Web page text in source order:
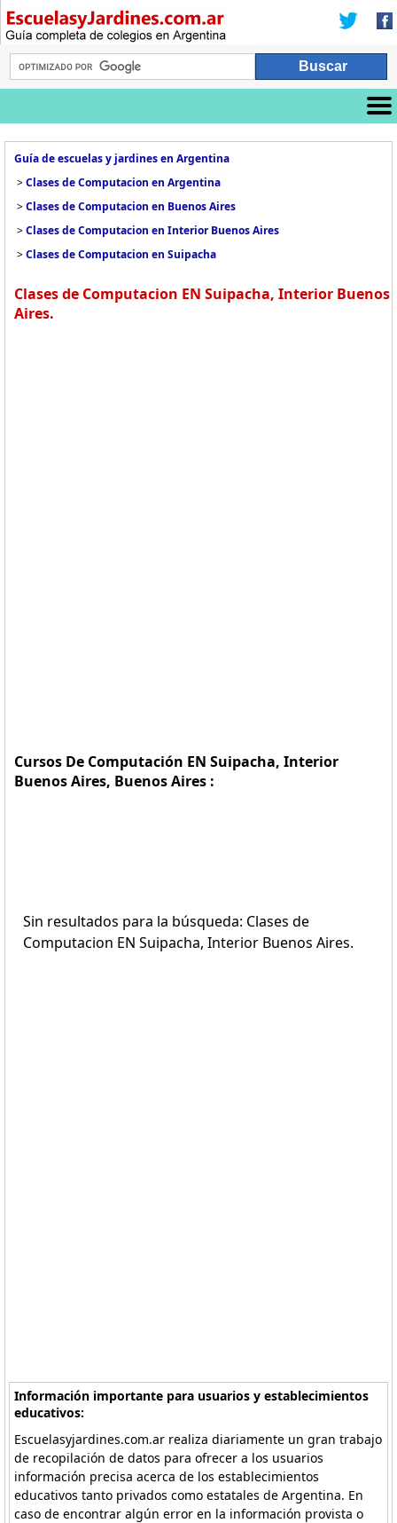
Guía de escuelas y jardines en Argentina
>Clases de Computacion en Argentina
>Clases de Computacion en Buenos Aires
>Clases de Computacion en Interior Buenos Aires
>Clases de Computacion en Suipacha
Clases de Computacion EN Suipacha, Interior Buenos
Aires.
Cursos De Computación EN Suipacha, Interior
Buenos Aires, Buenos Aires :
Sin resultados para la búsqueda: Clases de
Computacion EN Suipacha, Interior Buenos Aires.
Información importante para usuarios y establecimientos
educativos:
Escuelasyjardines.com.ar realiza diariamente un gran trabajo
de recopilación de datos para ofrecer a los usuarios
información precisa acerca de los establecimientos
educativos tanto privados como estatales de Argentina. En
caso de encontrar algún error en la información provista o